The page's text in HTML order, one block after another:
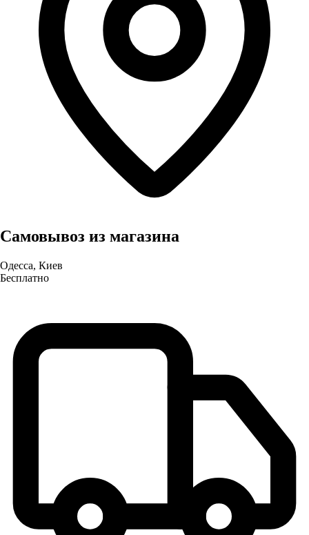
Самовывоз из магазина
Одесса, Киев
Бесплатно